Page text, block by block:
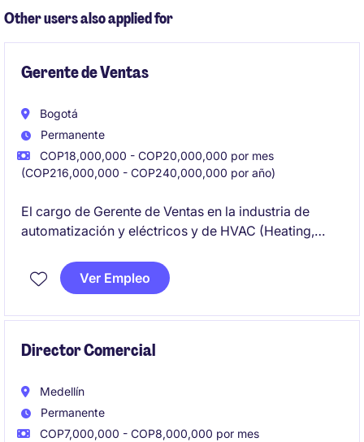
Other users also applied for
Gerente de Ventas
Bogotá
Permanente
COP18,000,000 - COP20,000,000 por mes
(COP216,000,000 - COP240,000,000 por año)
El cargo de Gerente de Ventas en la industria de
automatización y eléctricos y de HVAC (Heating,
liderar estrategias comerciales y gestionar equipos
de ventas para alcanzar los objetivos establecidos.
contar con experiencia en el sector de HVAC.
Ver Empleo
Director Comercial
Medellín
Permanente
COP7,000,000 - COP8,000,000 por mes